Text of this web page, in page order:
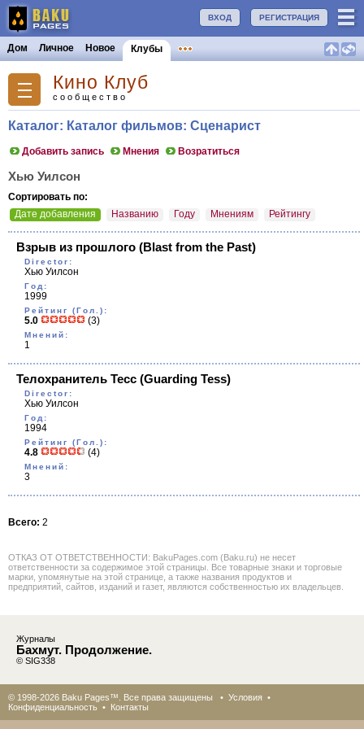
РЕГИСТРАЦИЯ
ВХОД
Дом Личное Новое Клубы
Кино Клуб
сообщество
Каталог: Каталог фильмов: Сценарист
Добавить запись Мнения Возратиться
Хью Уилсон
Сортировать по:
Дате добавления
Названию Году Мнениям Рейтингу
Взрыв из прошлого (Blast from the Past)
Director:
Хью Уилсон
Год:
1999
Рейтинг (Гол.):
5.0 (3)
Мнений:
1
Телохранитель Тесс (Guarding Tess)
Director:
Хью Уилсон
Год:
1994
Рейтинг (Гол.):
4.8 (4)
Мнений:
3
Всего: 2
ОТКАЗ ОТ ОТВЕТСТВЕННОСТИ: BakuPages.com (Baku.ru) не несет
ответственности за содержимое этой страницы. Все товарные знаки и торговые
марки, упомянутые на этой странице, а также названия продуктов и
предприятий, сайтов, изданий и газет, являются собственностью их владельцев.
Журналы
Бахмут. Продолжение.
© SIG338
© 1998-2026 Baku Pages™. Все права защищены • Условия •
Конфиденциальность • Контакты